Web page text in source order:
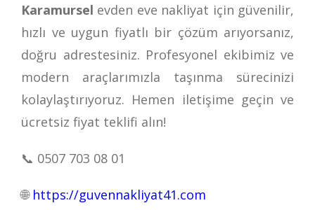
Karamursel evden eve nakliyat için güvenilir,
hızlı ve uygun fiyatlı bir çözüm arıyorsanız,
doğru adrestesiniz. Profesyonel ekibimiz ve
modern araçlarımızla taşınma sürecinizi
kolaylaştırıyoruz. Hemen iletişime geçin ve
ücretsiz fiyat teklifi alın!
📞 0507 703 08 01
🌐 https://guvennakliyat41.com